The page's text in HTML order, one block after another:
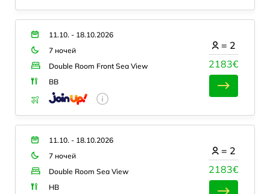
11.10. - 18.10.2026
7 ночей
Double Room Front Sea View
BB
2183€
= 2
11.10. - 18.10.2026
7 ночей
Double Room Sea View
HB
2183€
= 2